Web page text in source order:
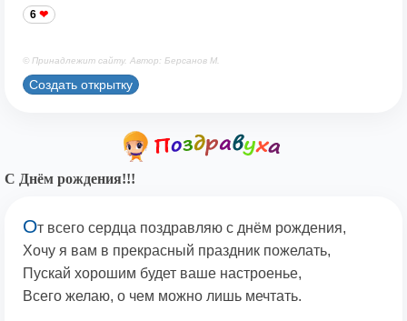
6
© Принадлежит сайту. Автор: Берсанов М.
Создать открытку
С Днём рождения!!!
От всего сердца поздравляю с днём рождения,
Хочу я вам в прекрасный праздник пожелать,
Пускай хорошим будет ваше настроенье,
Всего желаю, о чем можно лишь мечтать.